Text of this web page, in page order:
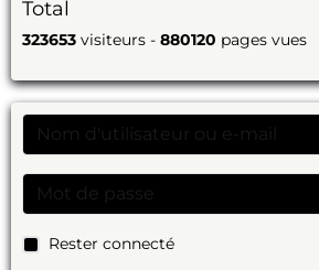
Total
323653 visiteurs - 880120 pages vues
Rester connecté